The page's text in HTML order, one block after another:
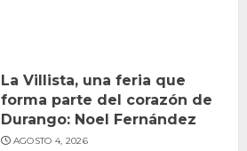
La Villista, una feria que
forma parte del corazón de
Durango: Noel Fernández
AGOSTO 4, 2026